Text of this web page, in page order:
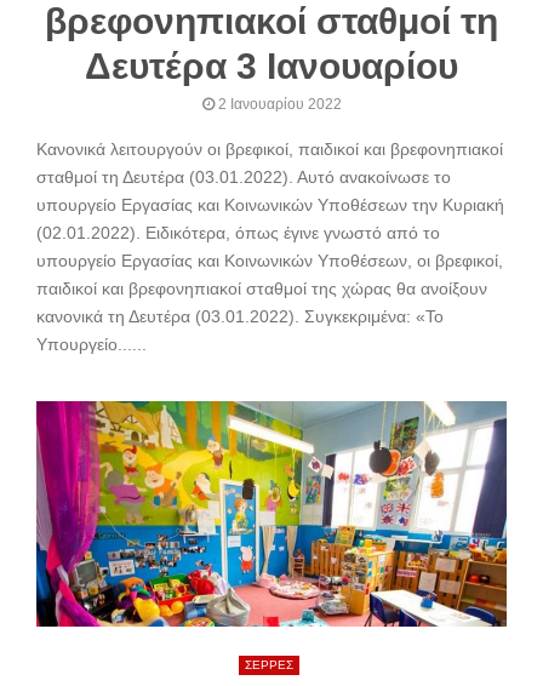
βρεφονηπιακοί σταθμοί τη
Δευτέρα 3 Ιανουαρίου
2 Ιανουαρίου 2022
Κανονικά λειτουργούν οι βρεφικοί, παιδικοί και βρεφονηπιακοί
σταθμοί τη Δευτέρα (03.01.2022). Αυτό ανακοίνωσε το
υπουργείο Εργασίας και Κοινωνικών Υποθέσεων την Κυριακή
(02.01.2022). Ειδικότερα, όπως έγινε γνωστό από το
υπουργείο Εργασίας και Κοινωνικών Υποθέσεων, οι βρεφικοί,
παιδικοί και βρεφονηπιακοί σταθμοί της χώρας θα ανοίξουν
κανονικά τη Δευτέρα (03.01.2022). Συγκεκριμένα: «Το
Υπουργείο......
ΣΕΡΡΕΣ